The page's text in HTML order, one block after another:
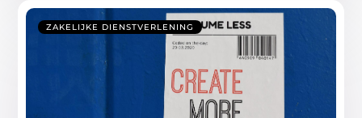
ZAKELIJKE DIENSTVERLENING